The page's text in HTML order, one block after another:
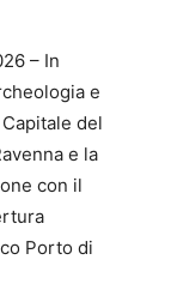
– In
e
del
e la
con il
Porto di